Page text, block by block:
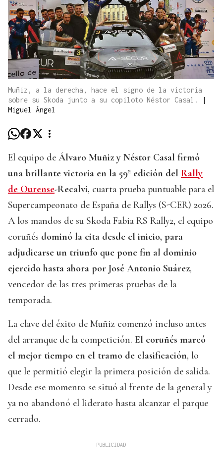
Muñiz, a la derecha, hace el signo de la victoria
sobre su Skoda junto a su copiloto Néstor Casal.
|
Miguel Ángel
El equipo de Álvaro Muñiz y Néstor Casal firmó
una brillante victoria en la 59ª edición del Rally
de Ourense-Recalvi, cuarta prueba puntuable para el
Supercampeonato de España de Rallys (S-CER) 2026.
A los mandos de su Skoda Fabia RS Rally2, el equipo
coruñés dominó la cita desde el inicio, para
adjudicarse un triunfo que pone fin al dominio
ejercido hasta ahora por José Antonio Suárez,
vencedor de las tres primeras pruebas de la
temporada.
La clave del éxito de Muñiz comenzó incluso antes
del arranque de la competición. El coruñés marcó
el mejor tiempo en el tramo de clasificación, lo
que le permitió elegir la primera posición de salida.
Desde ese momento se situó al frente de la general y
ya no abandonó el liderato hasta alcanzar el parque
cerrado.